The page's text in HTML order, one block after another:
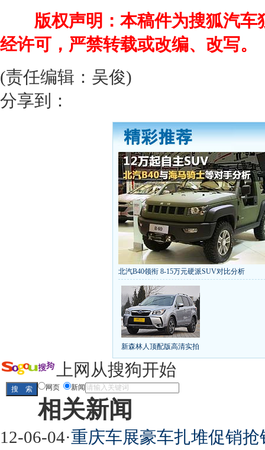
版权声明：本稿件为搜狐汽
经许可，严禁转载或改编、改写。
(责任编辑：吴俊)
分享到：
北汽B40领衔 8-15万元硬派SUV对比分析
丰田推八款低价新车 全新RAV4海外售
第九代雅阁/本田新小SUV
凯越已跌至8折甩卖 6款合资自主车是真的低价
给中国人争气的热销SUV 全新马自达6：海外
10万元新车叫板合资 15万买车谁好
长城2013年新SUV规划曝光
全新胜达23日上市 秒杀日系的SUV
大众6万
最高法解释：醉驾毒驾发生交通事故 交强险应
新森林人顶配版高清实拍
屌丝必看世界末日逃亡车
上网从搜狗开始
网页 新闻
相关新闻
12-06-04·重庆车展豪车扎堆促销抢